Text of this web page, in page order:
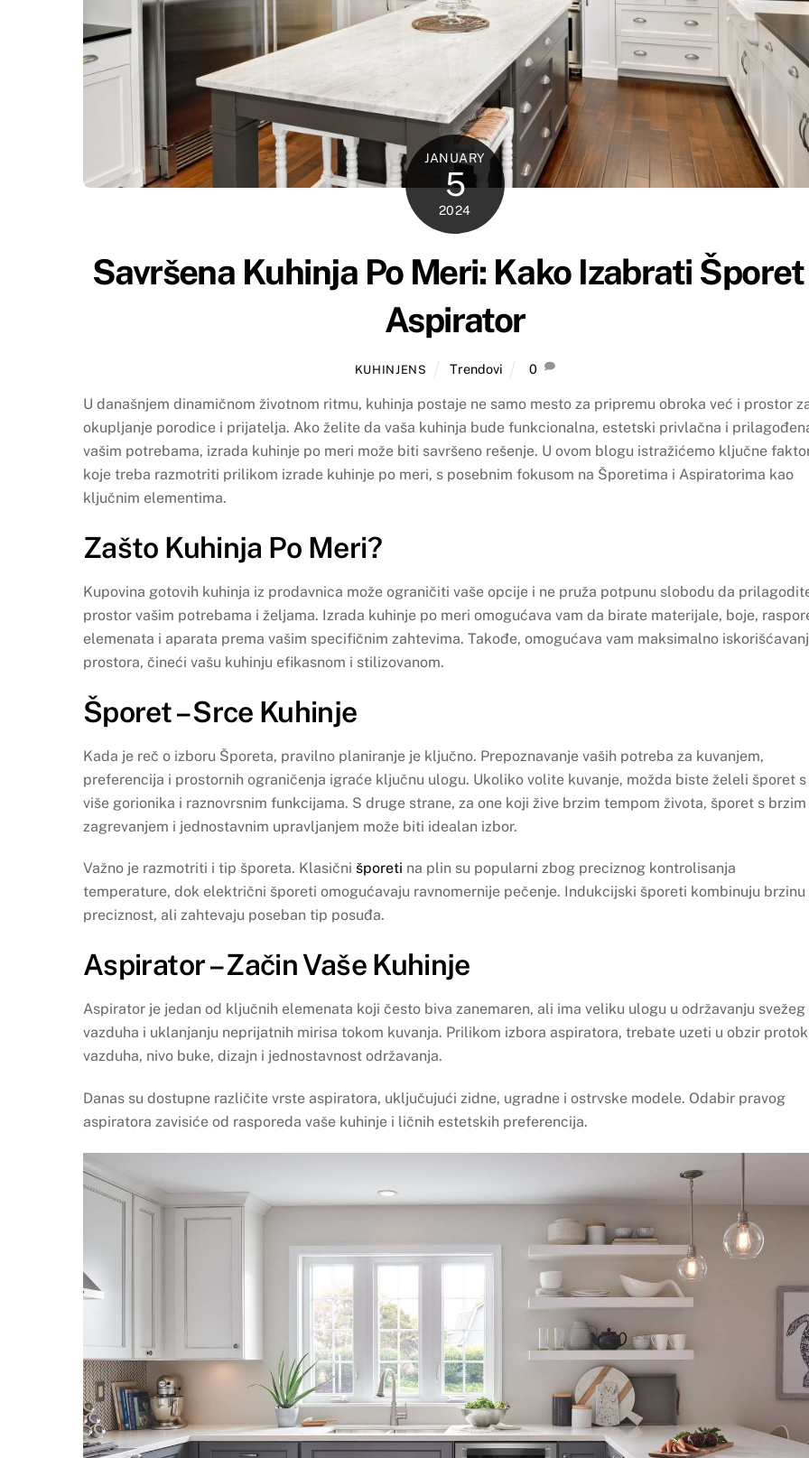
JANUARY
5
2024
Savršena Kuhinja Po Meri: Kako Izabrati Šporet
Aspirator
KUHINJENS Trendovi 0
U današnjem dinamičnom životnom ritmu, kuhinja postaje ne samo mesto za pripremu obroka već i prostor
okupljanje porodice i prijatelja. Ako želite da vaša kuhinja bude funkcionalna, estetski privlačna i
vašim potrebama, izrada kuhinje po meri može biti savršeno rešenje. U ovom blogu istražićemo ključne
koje treba razmotriti prilikom izrade kuhinje po meri, s posebnim fokusom na Šporetima i Aspiratorima kao
ključnim elementima.
Zašto Kuhinja Po Meri?
Kupovina gotovih kuhinja iz prodavnica može ograničiti vaše opcije i ne pruža potpunu slobodu da
prostor vašim potrebama i željama. Izrada kuhinje po meri omogućava vam da birate materijale, boje,
elemenata i aparata prema vašim specifičnim zahtevima. Takođe, omogućava vam maksimalno
prostora, čineći vašu kuhinju efikasnom i stilizovanom.
Šporet – Srce Kuhinje
Kada je reč o izboru Šporeta, pravilno planiranje je ključno. Prepoznavanje vaših potreba za kuvanjem,
preferencija i prostornih ograničenja igraće ključnu ulogu. Ukoliko volite kuvanje, možda biste želeli šporet s
više gorionika i raznovrsnim funkcijama. S druge strane, za one koji žive brzim tempom života, šporet s brzim
zagrevanjem i jednostavnim upravljanjem može biti idealan izbor.
Važno je razmotriti i tip šporeta. Klasični šporeti na plin su popularni zbog preciznog kontrolisanja
temperature, dok električni šporeti omogućavaju ravnomernije pečenje. Indukcijski šporeti kombinuju brzinu
preciznost, ali zahtevaju poseban tip posuđa.
Aspirator – Začin Vaše Kuhinje
Aspirator je jedan od ključnih elemenata koji često biva zanemaren, ali ima veliku ulogu u održavanju svežeg
vazduha i uklanjanju neprijatnih mirisa tokom kuvanja. Prilikom izbora aspiratora, trebate uzeti u obzir protok
vazduha, nivo buke, dizajn i jednostavnost održavanja.
Danas su dostupne različite vrste aspiratora, uključujući zidne, ugradne i ostrvske modele. Odabir pravog
aspiratora zavisiće od rasporeda vaše kuhinje i ličnih estetskih preferencija.